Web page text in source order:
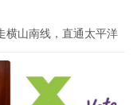
横山南线，直通太平洋